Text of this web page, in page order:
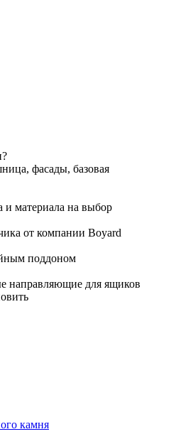
фасады, базовая
и материала на выбор
от компании Boyard
поддоном
направляющие для ящиков
камня